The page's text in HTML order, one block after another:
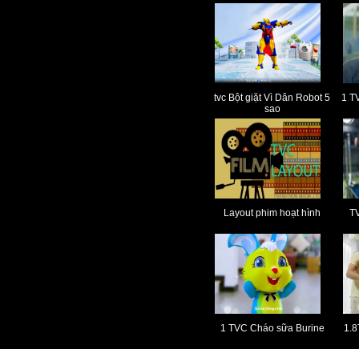
tvc Bột giặt Vì Dân Robot 5
sao
1
Layout phim hoạt hình
1 TVC Cháo sữa Burine